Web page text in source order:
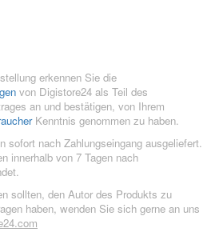
erkennen Sie die
von Digistore24 als Teil des
an und bestätigen, von Ihrem
Kenntnis genommen zu haben.
sofort nach Zahlungseingang ausgeliefert.
innerhalb von 7 Tagen nach
sollten, den Autor des Produkts zu
haben, wenden Sie sich gerne an uns